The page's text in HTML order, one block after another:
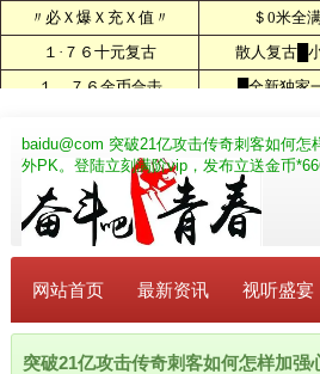
baidu@com 突破21亿攻击传奇刺客如何
外PK。登陆立刻满阶vip，发布立送金币
网站首页 最新资讯 视听盛宴
突破21亿攻击传奇刺客如何怎样加